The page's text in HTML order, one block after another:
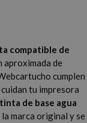
J5345 DW
J5740 DW
J6590 DW
compatible de
aproximada de
cumplen
tu impresora
de base agua
marca original y se